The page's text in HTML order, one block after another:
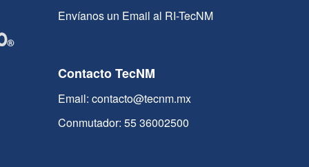
Envíanos un Email al RI-TecNM
Contacto TecNM
Email: contacto@tecnm.mx
Conmutador: 55 36002500